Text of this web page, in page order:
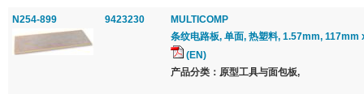
N254-899 9423230
MULTICOMP
条纹电路板, 单面, 热塑料, 1.57mm, 117mm
(EN)
产品分类：原型工具与面包板,